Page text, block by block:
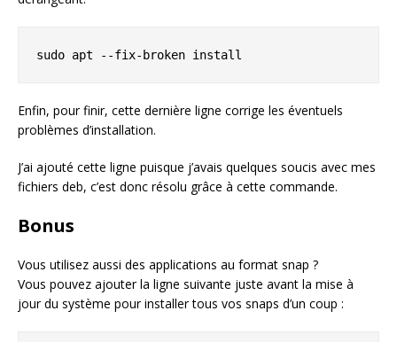
sudo apt --fix-broken install
Enfin, pour finir, cette dernière ligne corrige les éventuels
problèmes d’installation.
J’ai ajouté cette ligne puisque j’avais quelques soucis avec mes
fichiers deb, c’est donc résolu grâce à cette commande.
Bonus
Vous utilisez aussi des applications au format snap ?
Vous pouvez ajouter la ligne suivante juste avant la mise à
jour du système pour installer tous vos snaps d’un coup :